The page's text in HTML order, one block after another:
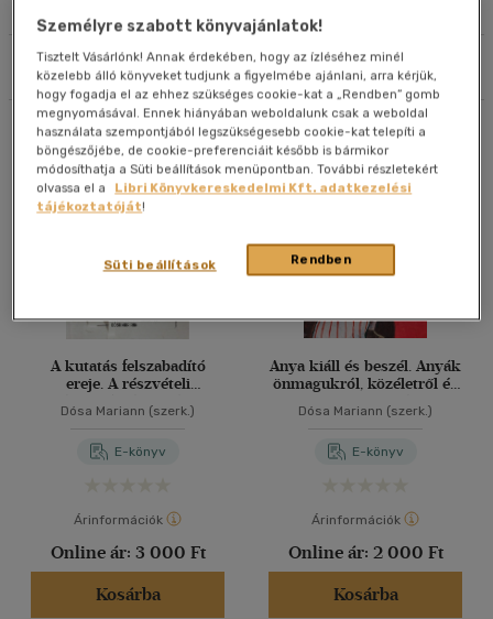
Szűrés Rendezés
Szerző szerint A-Z
Megjelenítés
20 db / oldal
40 db / oldal
Alkalmaz
Összesen3db
A kutatás felszabadító
ereje. A részvételi
akciókutatásról elméletben
és gyakorlatban
Dósa Mariann (szerk.)
E-könyv
Árinformációk
Online ár: 3 000 Ft
Kosárba
Anya kiáll és beszél. Anyák
önmagukról, közéletről és
aktivizmusrólDósa Mariann (szerk.)
E-könyv
Árinformációk
Online ár: 2 000 Ft
Kosárba
Személyre szabott könyvajánlatok!
Tisztelt Vásárlónk! Annak érdekében, hogy az ízléséhez minél
közelebb álló könyveket tudjunk a figyelmébe ajánlani, arra kérjük,
hogy fogadja el az ehhez szükséges cookie-kat a „Rendben” gomb
megnyomásával. Ennek hiányában weboldalunk csak a weboldal
használata szempontjából legszükségesebb cookie-kat telepíti a
böngészőjébe, de cookie-preferenciáit később is bármikor
módosíthatja a Süti beállítások menüpontban. További részletekért
olvassa el a
Libri Könyvkereskedelmi Kft. adatkezelési
tájékoztatóját!
Rendben
Süti beállítások